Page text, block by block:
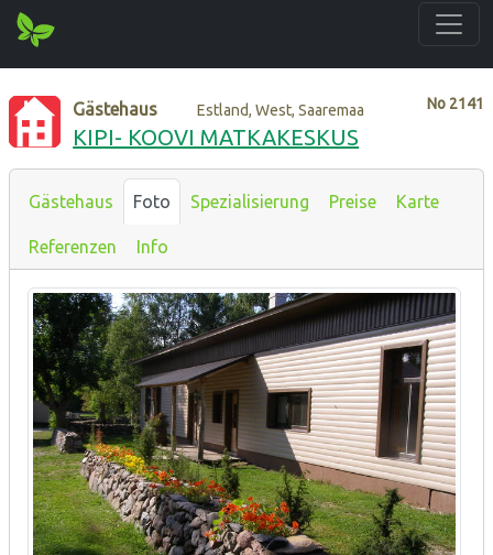
No 2141
Gästehaus Estland, West, Saaremaa
KIPI- KOOVI MATKAKESKUS
Gästehaus Foto Spezialisierung Preise Karte
Referenzen Info